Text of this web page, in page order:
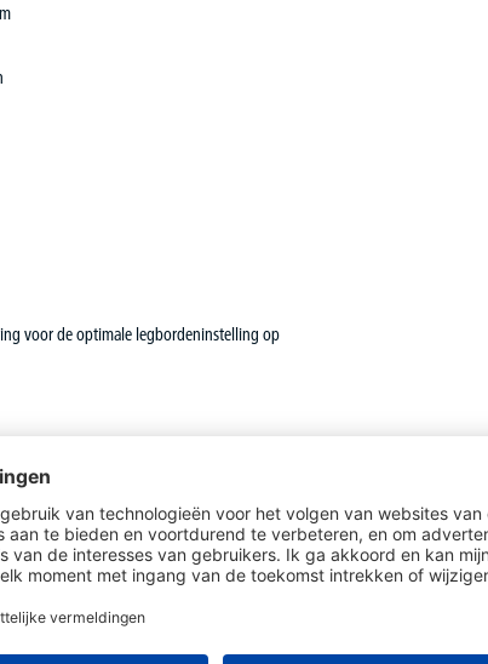
voor de optimale legbordeninstelling op